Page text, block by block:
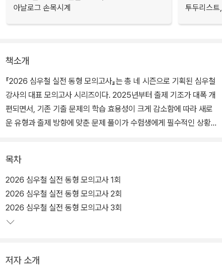
아날로그 손목시계
투두리스
책소개
『2026 심우철 실전 동형 모의고사』는 총 네 시즌으로 기획된 심우철
강사의 대표 모의고사 시리즈이다. 2025년부터 출제 기조가 대폭 개
편되면서, 기존 기출 문제의 학습 효용성이 크게 감소함에 따라 새로
운 유형과 출제 방향에 맞춘 문제 풀이가 수험생에게 필수적인 상황
록 2025 국가직·지방직 기출 문제와 더불어 2026 국가직 9급 시험
의 경향까지 추가로 완벽하게 반영하였다. 2026 국가직 및 2025 국
가직·지방직 문제의 유형과 순서를 동일하게 배치한 것은 물론이고,
난이도, 출제 포인트, 소재, 지문 길이 또한 최대한 동일하게 구성하였
다. 『2026 심우철 실전 동형 모의고사 시즌 4』는 여러 교수진과 심
를 돕고자 하였다. 『2026 심우철 실전 동형 모의고사 시즌 4』를 통
목차
2026 심우철 실전 동형 모의고사 1회
2026 심우철 실전 동형 모의고사 2회
2026 심우철 실전 동형 모의고사 3회
저자 소개